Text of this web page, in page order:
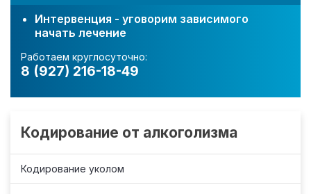
Интервенция - уговорим зависимого
начать лечение
Работаем круглосуточно:
8 (927) 216-18-49
Кодирование от алкоголизма
Кодирование уколом